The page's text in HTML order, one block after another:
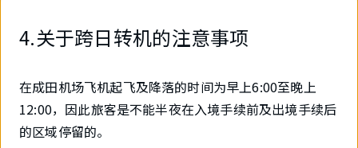
4.关于跨日转机的注意事项
在成田机场飞机起飞及降落的时间为早上6:00至晚上
12:00，因此旅客是不能半夜在入境手续前及出境手续后
的区域停留的。